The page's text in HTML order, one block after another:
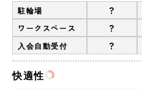
駐輪場 ?
ワークスペース ?
入会自動受付 ?
快適性